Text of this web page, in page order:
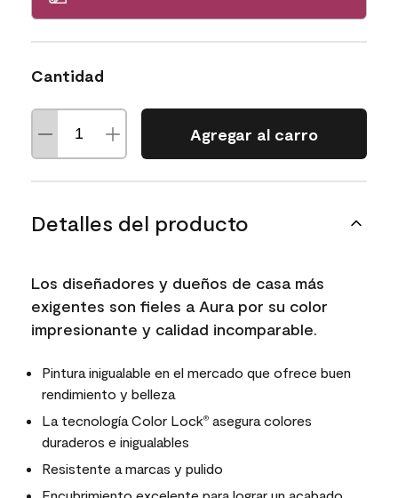
Cantidad
Agregar al carro
Detalles del producto
Los diseñadores y dueños de casa más
exigentes son fieles a Aura por su color
impresionante y calidad incomparable.
Pintura inigualable en el mercado que ofrece buen
rendimiento y belleza
La tecnología Color Lock® asegura colores
duraderos e inigualables
Resistente a marcas y pulido